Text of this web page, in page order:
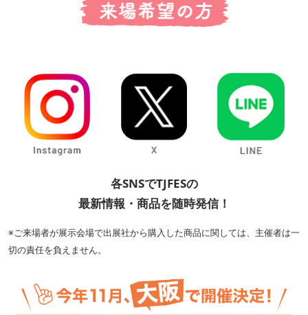
各SNSでTJFESの
最新情報・商品を随時発信！
※ご来場者が展示会場で出展社から購入した商品に関しては、主催者は一
切の責任を負えません。